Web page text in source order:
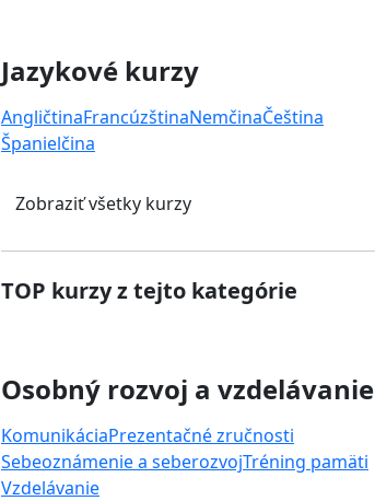
Jazykové kurzy
AngličtinaFrancúzštinaNemčinaČeština
Španielčina
Zobraziť všetky kurzy
TOP kurzy z tejto kategórie
Osobný rozvoj a vzdelávanie
KomunikáciaPrezentačné zručnosti
Sebeoznámenie a seberozvojTréning pamäti
Vzdelávanie